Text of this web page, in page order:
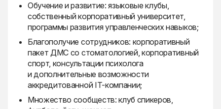
Обучение и развитие: языковые клубы,
собственный корпоративный университет,
программы развития управленческих навыков;
Благополучие сотрудников: корпоративный
пакет ДМС со стоматологией, корпоративный
спорт, консультации психолога
и дополнительные возможности
аккредитованной IT-компании;
Множество сообществ: клуб спикеров,